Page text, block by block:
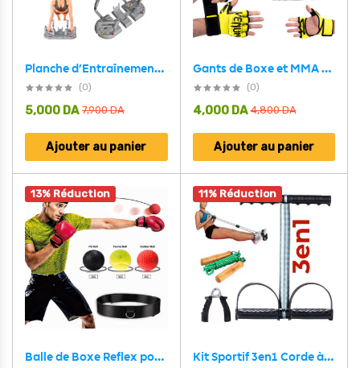
Planche d’Entraînement Multifonctionnelle avec Résistance Réglable – لوحة تمرين متعددة الوظائف بمقاومة قابلة للتعديل
(0)
7,900DA
5,000 DA
Ajouter au panier
Gants de Boxe et MMA Demi-Doigts de Haute Qualité – قفازات البوكس
(0)
4,800DA
4,000 DA
Ajouter au panier
13% Réduction
Balle de Boxe Reflex pour améliorer la coordination œil-main 3Pcs
11% Réduction
Kit Sportif 3en1 Corde à Sauter , Poignet et Appareil pour Abdos